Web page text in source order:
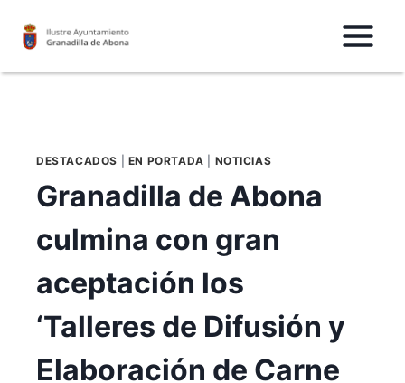
DESTACADOS EN PORTADA NOTICIAS
Granadilla de Abona
culmina con gran
aceptación los
‘Talleres de Difusión y
Elaboración de Carne